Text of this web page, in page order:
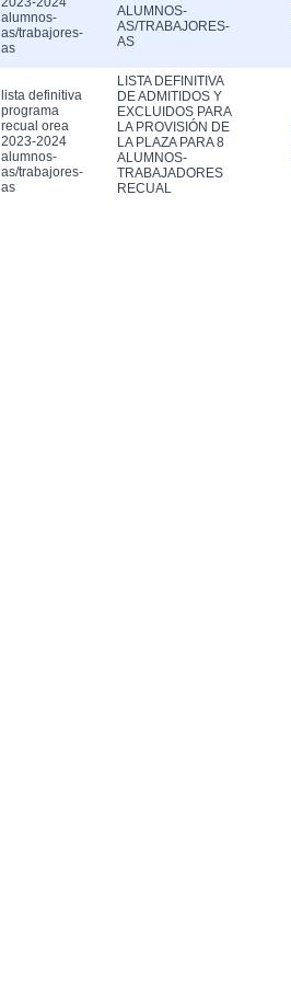
alumnos-
as/trabajores-
as
ALUMNOS-
AS/TRABAJORES-
AS
lista definitiva
programa
recual orea
2023-2024
alumnos-
as/trabajores-
as
LISTA DEFINITIVA
DE ADMITIDOS Y
EXCLUIDOS PARA
LA PROVISIÓN DE
LA PLAZA PARA 8
ALUMNOS-
TRABAJADORES
RECUAL